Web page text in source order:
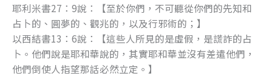
耶利米書27：9說：【至於你們，不可聽從你們的先知和
占卜的、圓夢的、觀兆的，以及行邪術的；】
以西結書13：6說：【這些人所見的是虛假，是謊詐的占
卜。他們說是耶和華說的，其實耶和華並沒有差遣他們，
他們倒使人指望那話必然立定。】